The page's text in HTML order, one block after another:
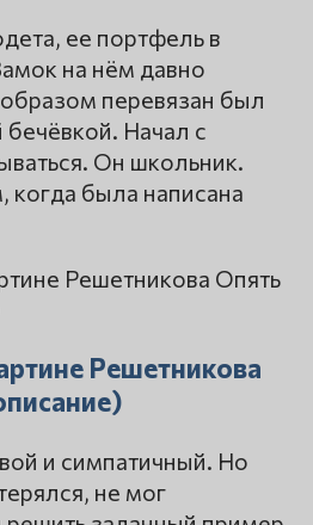
ее портфель в
на нём давно
перевязан был
Начал с
Он школьник.
когда была написана
Решетникова
и симпатичный. Но
не мог